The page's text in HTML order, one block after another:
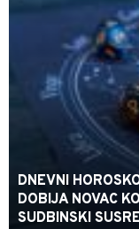
DNEVNI
DOBIJA NOVAC
SUDBINSKI